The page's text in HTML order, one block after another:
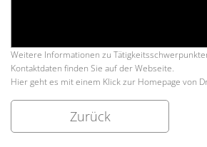
Weitere Informationen zu
Kontaktdaten finden Sie auf der Webseite.
Hier geht es mit einem Klick zur Homepage von
Zurück